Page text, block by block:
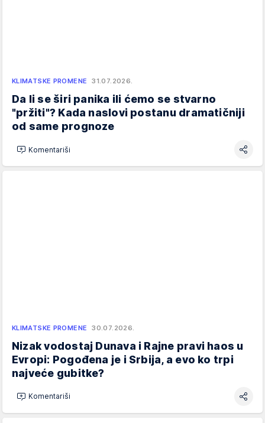
KLIMATSKE PROMENE 31.07.2026.
Da li se širi panika ili ćemo se stvarno
"pržiti"? Kada naslovi postanu dramatičniji
od same prognoze
Komentariši
KLIMATSKE PROMENE 30.07.2026.
Nizak vodostaj Dunava i Rajne pravi haos u
Evropi: Pogođena je i Srbija, a evo ko trpi
najveće gubitke?
Komentariši